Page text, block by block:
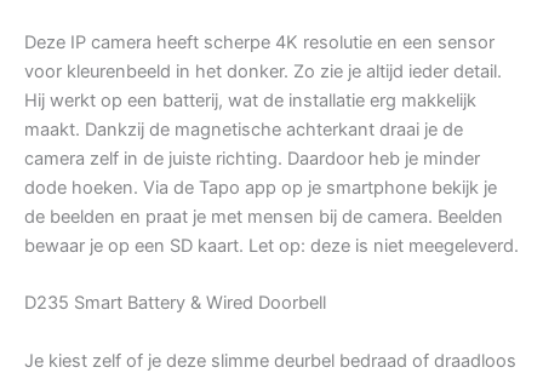
Deze IP camera heeft scherpe 4K resolutie en een sensor
voor kleurenbeeld in het donker. Zo zie je altijd ieder detail.
Hij werkt op een batterij, wat de installatie erg makkelijk
maakt. Dankzij de magnetische achterkant draai je de
camera zelf in de juiste richting. Daardoor heb je minder
dode hoeken. Via de Tapo app op je smartphone bekijk je
de beelden en praat je met mensen bij de camera. Beelden
bewaar je op een SD kaart. Let op: deze is niet meegeleverd.
D235 Smart Battery & Wired Doorbell
Je kiest zelf of je deze slimme deurbel bedraad of draadloos